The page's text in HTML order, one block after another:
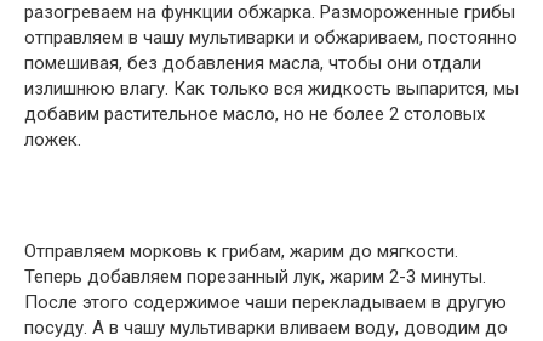
разогреваем на функции обжарка. Размороженные грибы
отправляем в чашу мультиварки и обжариваем, постоянно
помешивая, без добавления масла, чтобы они отдали
излишнюю влагу. Как только вся жидкость выпарится, мы
добавим растительное масло, но не более 2 столовых
ложек.
Отправляем морковь к грибам, жарим до мягкости.
Теперь добавляем порезанный лук, жарим 2-3 минуты.
После этого содержимое чаши перекладываем в другую
посуду. А в чашу мультиварки вливаем воду, доводим до